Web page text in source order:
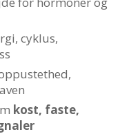
cyklus,
kost, faste,